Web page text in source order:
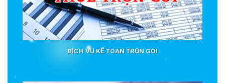
DỊCH VỤ KẾ TOÁN TRỌN GÓI